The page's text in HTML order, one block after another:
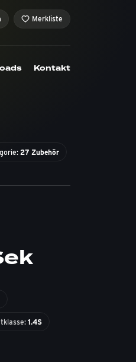
Merkliste
Kontakt
27 Zubehör
1.4S